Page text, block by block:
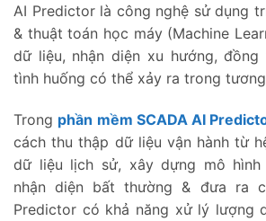
AI Predictor là công nghệ sử dụng
& thuật toán học máy (Machine
dữ liệu, nhận diện xu hướng,
tình huống có thể xảy ra trong
Trong phần mềm SCADA AI
cách thu thập dữ liệu vận hành từ
dữ liệu lịch sử, xây dựng mô
nhận diện bất thường & đưa ra
Predictor có khả năng xử lý lượng